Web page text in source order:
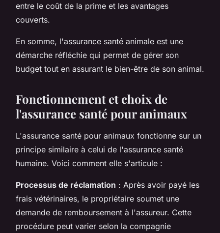
entre le coût de la prime et les avantages
couverts.
En somme, l'assurance santé animale est une
démarche réfléchie qui permet de gérer son
budget tout en assurant le bien-être de son animal.
Fonctionnement et choix de
l'assurance santé pour animaux
L'assurance santé pour animaux fonctionne sur un
principe similaire à celui de l'assurance santé
humaine. Voici comment elle s'articule :
Processus de réclamation : Après avoir payé les
frais vétérinaires, le propriétaire soumet une
demande de remboursement à l'assureur. Cette
procédure peut varier selon la compagnie